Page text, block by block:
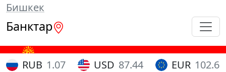
Бишкек
Банктар
RUB 1.07 USD 87.44 EUR 102.65